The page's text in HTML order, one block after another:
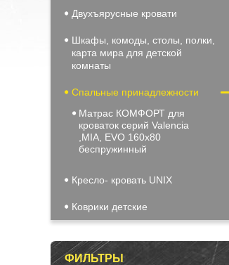
Двухъярусные кровати
Шкафы, комоды, столы, полки,
карта мира для детской
комнаты
Спальные принадлежности
Матрас КОМФОРТ для
кроваток серий Valencia
,MIA, EVO 160x80
беспружинный
Кресло- кровать UNIX
Коврики детские
ФИЛЬТРЫ